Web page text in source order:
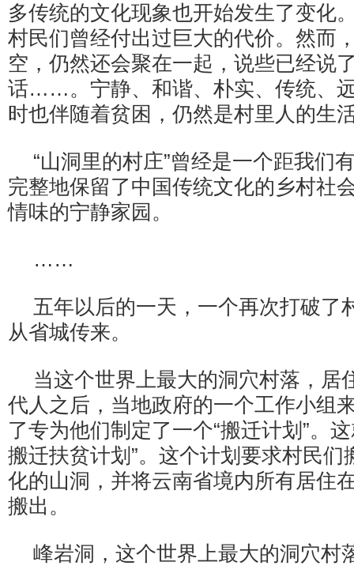
多传统的文化现象也开始发生了变化
村民们曾经付出过巨大的代价。然而
空，仍然还会聚在一起，说些已经说
话……。宁静、和谐、朴实、传统、
时也伴随着贫困，仍然是村里人的生
“山洞里的村庄”曾经是一个距我们
完整地保留了中国传统文化的乡村社
情味的宁静家园。
……
五年以后的一天，一个再次打破了
从省城传来。
当这个世界上最大的洞穴村落，居
代人之后，当地政府的一个工作小组
了专为他们制定了一个“搬迁计划”。
搬迁扶贫计划”。这个计划要求村民们
化的山洞，并将云南省境内所有居住
搬出。
峰岩洞，这个世界上最大的洞穴村